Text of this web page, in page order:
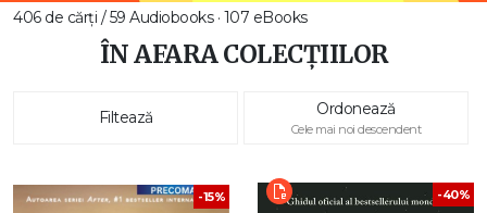
406 de cărți / 59 Audiobooks · 107 eBooks
ÎN AFARA COLECȚIILOR
Filtează Ordonează
Cele mai noi descendent
-15% -40%